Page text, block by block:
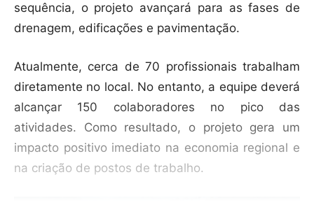
sequência, o projeto avançará para as fases de
drenagem, edificações e pavimentação.
Atualmente, cerca de 70 profissionais trabalham
diretamente no local. No entanto, a equipe deverá
alcançar 150 colaboradores no pico das
atividades. Como resultado, o projeto gera um
impacto positivo imediato na economia regional e
na criação de postos de trabalho.